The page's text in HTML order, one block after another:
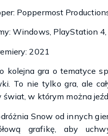
Poppermost
Windows, PlayStation 4,
2021
kolejna gra o tematyce
To nie tylko gra, ale
w którym można
Snow od innych
grafikę, aby